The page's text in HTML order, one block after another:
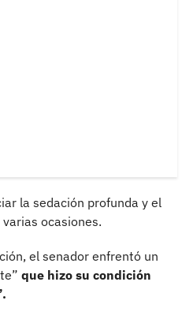
la sedación profunda y el
ocasiones.
el senador enfrentó un
que hizo su condición